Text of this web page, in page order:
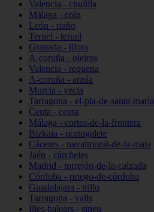
Valencia - chulilla
Málaga - coín
León - riaño
Teruel - teruel
Granada - illora
A-coruña - oleiros
Valencia - requena
A-coruña - arzúa
Murcia - yecla
Tarragona - el-pla-de-santa-maria
Ceuta - ceuta
Málaga - cortes-de-la-frontera
Bizkaia - portugalete
Cáceres - navalmoral-de-la-mata
Jaén - cárcheles
Madrid - torrejón-de-la-calzada
Córdoba - priego-de-córdoba
Guadalajara - trillo
Tarragona - valls
Illes-balears - sineu